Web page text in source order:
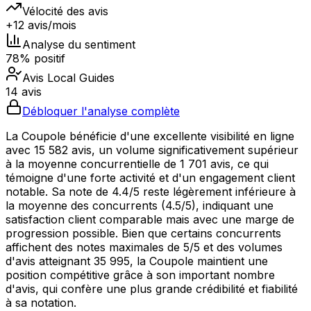
Vélocité des avis
+12 avis/mois
Analyse du sentiment
78% positif
Avis Local Guides
14 avis
Débloquer l'analyse complète
La Coupole bénéficie d'une excellente visibilité en ligne
avec 15 582 avis, un volume significativement supérieur
à la moyenne concurrentielle de 1 701 avis, ce qui
témoigne d'une forte activité et d'un engagement client
notable. Sa note de 4.4/5 reste légèrement inférieure à
la moyenne des concurrents (4.5/5), indiquant une
satisfaction client comparable mais avec une marge de
progression possible. Bien que certains concurrents
affichent des notes maximales de 5/5 et des volumes
d'avis atteignant 35 995, la Coupole maintient une
position compétitive grâce à son important nombre
d'avis, qui confère une plus grande crédibilité et fiabilité
à sa notation.